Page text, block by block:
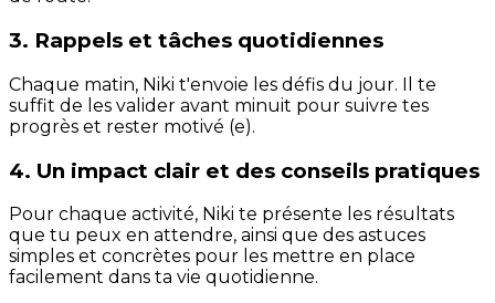
3. Rappels et tâches quotidiennes
Chaque matin, Niki t'envoie les défis du jour. Il te
suffit de les valider avant minuit pour suivre tes
progrès et rester motivé (e).
4. Un impact clair et des conseils pratiques
Pour chaque activité, Niki te présente les résultats
que tu peux en attendre, ainsi que des astuces
simples et concrètes pour les mettre en place
facilement dans ta vie quotidienne.